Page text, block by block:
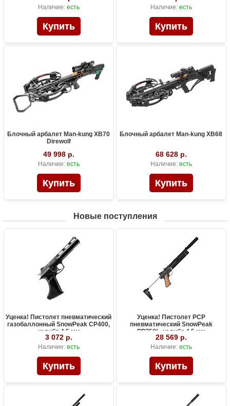
Наличие: есть Наличие: есть
Блочный арбалет Man-kung XB70
Direwolf
49 998 р.
Наличие: есть
Блочный арбалет Man-kung XB68
68 628 р.
Наличие: есть
Новые поступления
Уценка! Пистолет пневматический
газобаллонный SnowPeak CP400,
калибр 4.5 мм
3 072 р.
Наличие: есть
Уценка! Пистолет PCP
пневматический SnowPeak
PP750L, калибр 4.5 мм
28 569 р.
Наличие: есть